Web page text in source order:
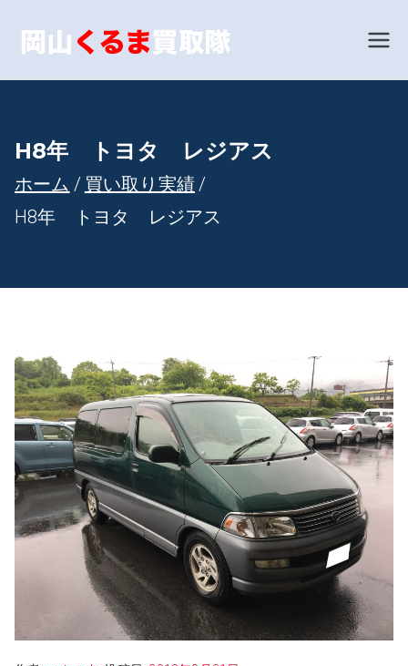
を
キ
ッ
プ
岡山で車
えば！岡
あなたの愛車を世界相
場で買い取ります！
H8年 トヨタ レジアス
ホーム
買い取り実績
H8年 トヨタ レジアス